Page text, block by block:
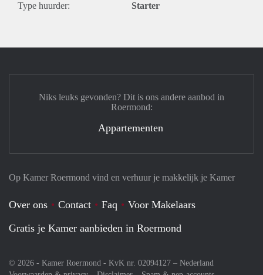
Type huurder: Starter
Op Kamer Roermond vind en verhuur je makkelijk je Kamer
Over ons Contact Faq
Voor Makelaars
Gratis je Kamer aanbieden in Roermond
© 2026 - Kamer Roermond - KvK nr. 02094127 – Nederland
Niks leuks gevonden? Dit is ons andere aanbod in
Roermond:
Appartementen